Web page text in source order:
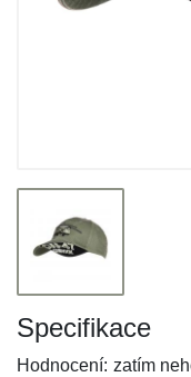
Specifikace
Hodnocení: zatím